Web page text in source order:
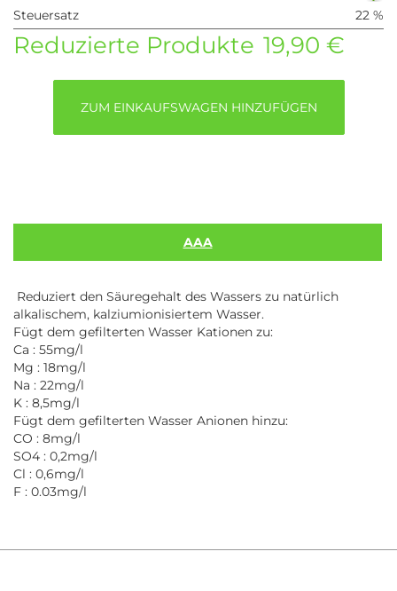
Steuersatz
22 %
Reduzierte Produkte 19,90 €
ZUM EINKAUFSWAGEN HINZUFÜGEN
AAA
Reduziert den Säuregehalt des Wassers zu natürlich
alkalischem, kalziumionisiertem Wasser.
Fügt dem gefilterten Wasser Kationen zu:
Ca : 55mg/l
Mg : 18mg/l
Na : 22mg/l
K : 8,5mg/l
Fügt dem gefilterten Wasser Anionen hinzu:
CO : 8mg/l
SO4 : 0,2mg/l
Cl : 0,6mg/l
F : 0.03mg/l